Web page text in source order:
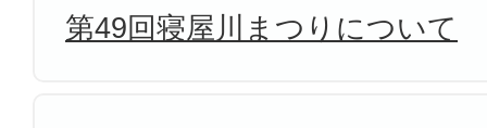
第49回寝屋川まつりについて